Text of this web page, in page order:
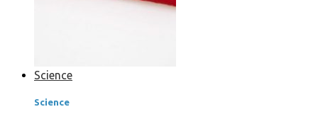
Science
Science